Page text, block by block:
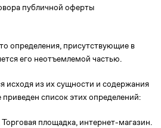
публичной оферты
определения, присутствующие в
его неотъемлемой частью.
исходя из их сущности и содержания
список этих определений:
площадка, интернет-магазин.